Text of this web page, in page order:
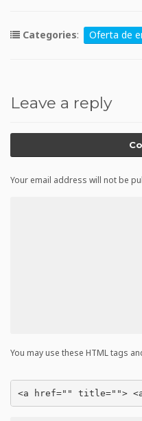
Categories: Oferta de
Leave a reply
Your email address will not be
You may use these HTML tags
<a href="" title="">